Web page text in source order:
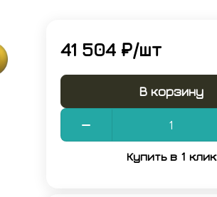
41 504 ₽/шт
В корзину
Купить в 1 клик